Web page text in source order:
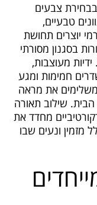
צבעים
טבעיים,
יוצרים תחושת
בסגנון מסורתי
מעוצבות,
חמימות ומגע
את מראה
שילוב תאורה
מחדד את
ונעים שבו